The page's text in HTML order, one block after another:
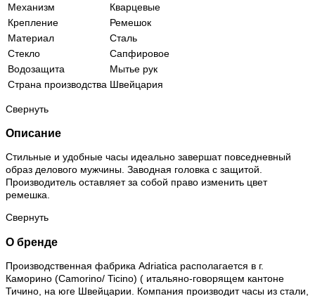
Механизм
Кварцевые
Крепление
Ремешок
Материал
Сталь
Стекло
Сапфировое
Водозащита
Мытье рук
Страна производства Швейцария
Свернуть
Описание
Стильные и удобные часы идеально завершат повседневный
образ делового мужчины. Заводная головка с защитой.
Производитель оставляет за собой право изменить цвет
ремешка.
Свернуть
О бренде
Производственная фабрика Adriatica располагается в г.
Каморино (Camorino/ Ticino) ( итальяно-говорящем кантоне
Тичино, на юге Швейцарии. Компания производит часы из стали,